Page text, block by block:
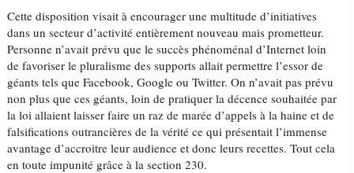
Cette disposition visait à encourager une multitude d’initiatives
dans un secteur d’activité entièrement nouveau mais prometteur.
Personne n’avait prévu que le succès phénoménal d’Internet loin
de favoriser le pluralisme des supports allait permettre l’essor de
géants tels que Facebook, Google ou Twitter. On n’avait pas prévu
non plus que ces géants, loin de pratiquer la décence souhaitée par
la loi allaient laisser faire un raz de marée d’appels à la haine et de
falsifications outrancières de la vérité ce qui présentait l’immense
avantage d’accroitre leur audience et donc leurs recettes. Tout cela
en toute impunité grâce à la section 230.